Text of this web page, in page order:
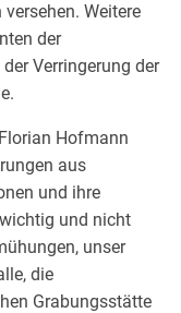
Weitere
der
Verringerung der
Hofmann
aus
und ihre
und nicht
unser
die
Grabungsstätte